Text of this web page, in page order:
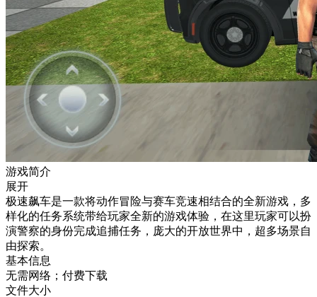
游戏简介
展开
极速飙车是一款将动作冒险与赛车竞速相结合的全新游戏，多
样化的任务系统带给玩家全新的游戏体验，在这里玩家可以扮
演警察的身份完成追捕任务，庞大的开放世界中，超多场景自
由探索。
基本信息
无需网络；付费下载
文件大小